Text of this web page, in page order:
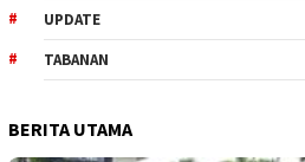
UPDATE
TABANAN
BERITA UTAMA